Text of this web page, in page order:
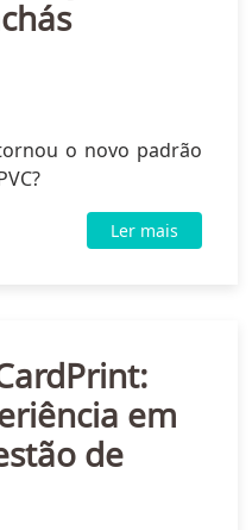
o novo padrão
Ler mais
em
de